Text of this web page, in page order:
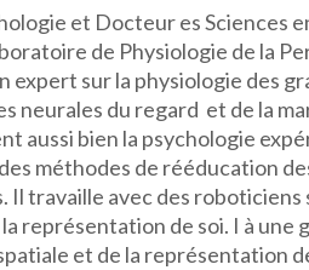
et Docteur es Sciences
de Physiologie de la
expert sur la physiologie des
neurales du regard et de la
aussi bien la psychologie
méthodes de rééducation
travaille avec des
représentation de soi. I à
et de la représentation